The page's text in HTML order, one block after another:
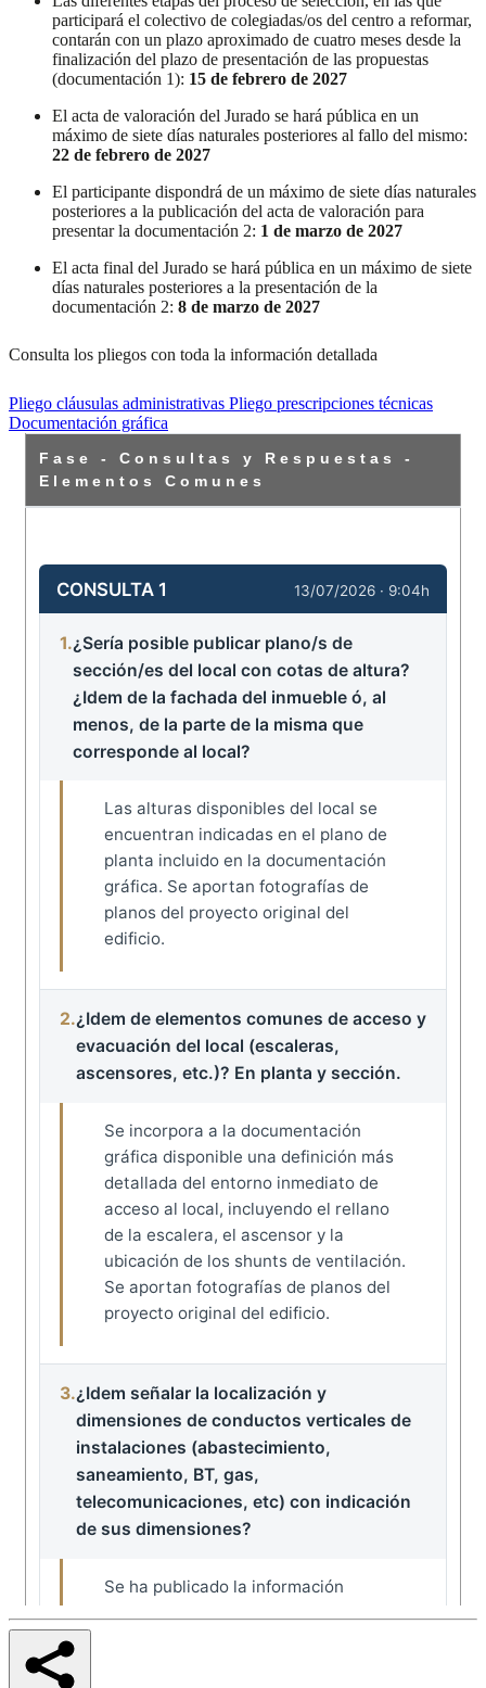
participará el colectivo de colegiadas/os del centro a reformar,
contarán con un plazo aproximado de cuatro meses desde la
finalización del plazo de presentación de las propuestas
(documentación 1): 15 de febrero de 2027
El acta de valoración del Jurado se hará pública en un
máximo de siete días naturales posteriores al fallo del mismo:
22 de febrero de 2027
El participante dispondrá de un máximo de siete días naturales
posteriores a la publicación del acta de valoración para
presentar la documentación 2: 1 de marzo de 2027
El acta final del Jurado se hará pública en un máximo de siete
días naturales posteriores a la presentación de la
documentación 2: 8 de marzo de 2027
Consulta los pliegos con toda la información detallada
Pliego cláusulas administrativas Pliego prescripciones técnicas
Documentación gráfica